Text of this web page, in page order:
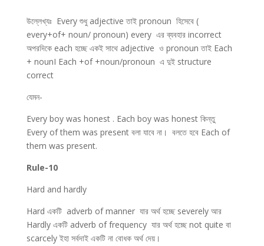
উল্লেখ্যঃ Every শুধু adjective তাই pronoun হিসেবে (
every+of+ noun/ pronoun) every এর ব্যবহার incorrect
অপরদিকে each হচ্ছে একই সাথে adjective ও pronoun তাই Each
+ nounI Each +of +noun/pronoun এ দুই structure
correct
যেমন-
Every boy was honest . Each boy was honest কিন্তু
Every of them was present বলা যাবে না। বলতে হবে Each of
them was present.
Rule-10
Hard and hardly
Hard একটি adverb of manner যার অর্থ হচ্ছে severely আর
Hardly একটি adverb of frequency যার অর্থ হচ্ছে not quite বা
scarcely ইহা সর্বদাই একটি না বোধক অর্থ দেয়।